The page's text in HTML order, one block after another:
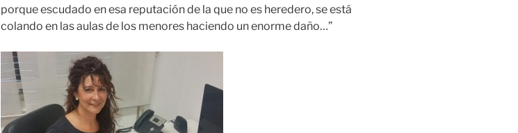
porque escudado en esa reputación de la que no es heredero, se está
colando en las aulas de los menores haciendo un enorme daño…”